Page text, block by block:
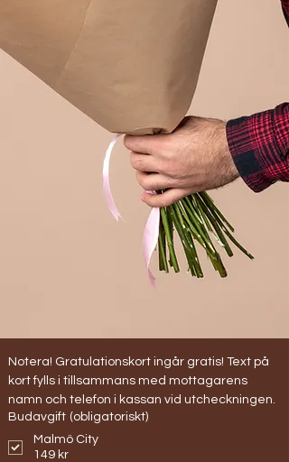
Notera! Gratulationskort ingår gratis! Text på
kort fylls i tillsammans med mottagarens
namn och telefon i kassan vid utcheckningen.
Budavgift (obligatoriskt)
Malmö City
149 kr